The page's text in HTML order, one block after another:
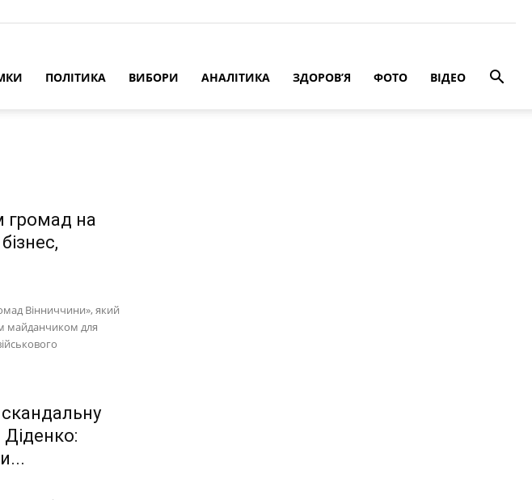
ПОЛІТИКА ВИБОРИ АНАЛІТИКА ЗДОРОВ’Я ФОТО ВІДЕО
громад на
Вінниччини», який
майданчиком для
скандальну
Діденко: